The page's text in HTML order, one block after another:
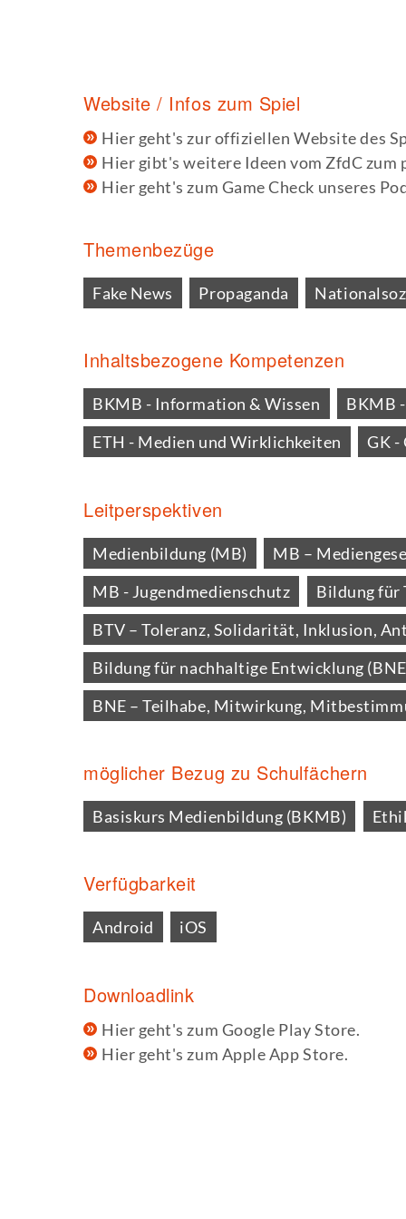
Website / Infos zum Spiel
Hier geht's zur offiziellen Website des
Hier gibt's weitere Ideen vom ZfdC zum
Hier geht's zum Game Check unseres
Themenbezüge
Fake News Propaganda
Inhaltsbezogene Kompetenzen
BKMB - Information & Wissen BKMB
ETH - Medien und Wirklichkeiten
GK -
Leitperspektiven
Medienbildung (MB) MB –
MB - Jugendmedienschutz
Bildung für
BTV – Toleranz, Solidarität, Inklusion,
Bildung für nachhaltige Entwicklung
BNE – Teilhabe, Mitwirkung,
möglicher Bezug zu Schulfächern
Basiskurs Medienbildung (BKMB)
Verfügbarkeit
Android iOS
Downloadlink
Hier geht's zum Google Play Store.
Hier geht's zum Apple App Store.